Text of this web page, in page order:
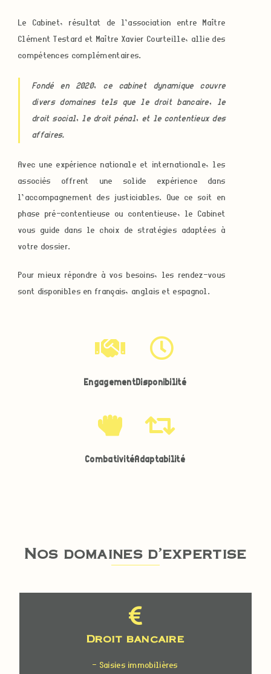
Le Cabinet, résultat de l’association entre Maître
Clément Testard et Maître Xavier Courteille, allie des
compétences complémentaires.
Fondé en 2020, ce cabinet dynamique couvre
divers domaines tels que le droit bancaire, le
droit social, le droit pénal, et le contentieux des
affaires.
Avec une expérience nationale et internationale, les
associés offrent une solide expérience dans
l’accompagnement des justiciables. Que ce soit en
phase pré-contentieuse ou contentieuse, le Cabinet
vous guide dans le choix de stratégies adaptées à
votre dossier.
Pour mieux répondre à vos besoins, les rendez-vous
sont disponibles en français, anglais et espagnol.
EngagementDisponibilité
CombativitéAdaptabilité
Nos domaines d'expertise
Droit bancaire
- Saisies immobilières